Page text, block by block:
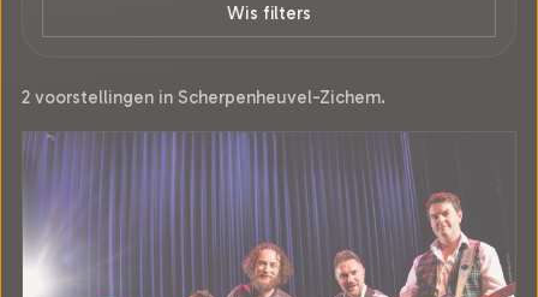
Wis filters
2 voorstellingen in Scherpenheuvel-Zichem.